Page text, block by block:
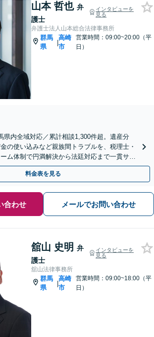
山本 哲也 弁
護士
インタビューを
見る
弁護士法人山本総合法律事務所
群馬
県
|
高崎
市
営業時間：09:00~20:00（平
日）
県内全域対応／累計相談1,300件超。遺産分
の使い込みなど親族間トラブルを、税理士・
ム体制で円満解決から法廷対応まで一貫サポ
【初回60分相談無料】
料金表を見る
合わせ メールでお問い合わせ
舘山 史明 弁
護士
インタビューを
見る
舘山法律事務所
群馬
県
|
高崎
市
営業時間：09:00~18:00（平
日）